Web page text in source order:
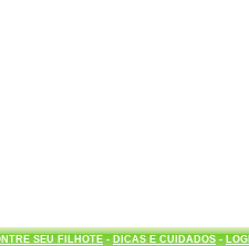
SEU FILHOTE- DICAS E CUIDADOS-